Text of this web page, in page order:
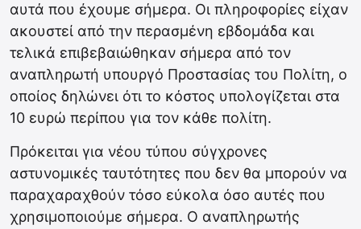
αυτά που έχουμε σήμερα. Οι πληροφορίες είχαν
ακουστεί από την περασμένη εβδομάδα και
τελικά επιβεβαιώθηκαν σήμερα από τον
αναπληρωτή υπουργό Προστασίας του Πολίτη, ο
οποίος δηλώνει ότι το κόστος υπολογίζεται στα
10 ευρώ περίπου για τον κάθε πολίτη.
Πρόκειται για νέου τύπου σύγχρονες
αστυνομικές ταυτότητες που δεν θα μπορούν να
παραχαραχθούν τόσο εύκολα όσο αυτές που
χρησιμοποιούμε σήμερα. Ο αναπληρωτής